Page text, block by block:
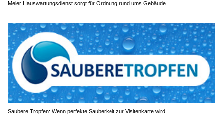
Meier Hauswartungsdienst sorgt für Ordnung rund ums Gebäude
Saubere Tropfen: Wenn perfekte Sauberkeit zur Visitenkarte wird